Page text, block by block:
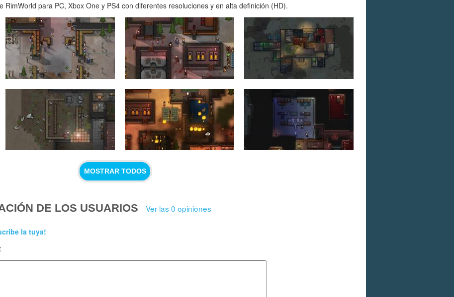
RimWorld para PC, Xbox One y PS4 con diferentes resoluciones y en alta definición (HD).
MOSTRAR TODOS
DE LOS USUARIOS Ver las 0 opiniones
la tuya!
: